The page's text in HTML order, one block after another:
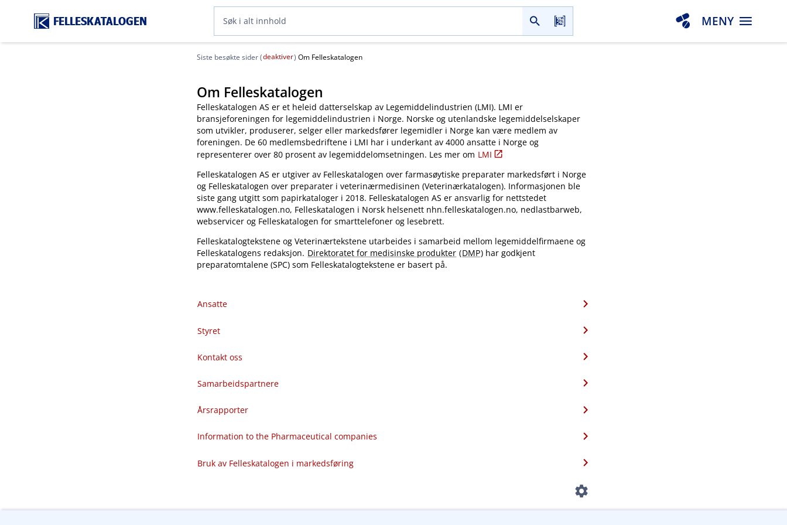
FELLESKATALOGEN MENY
Siste besøkte sider (deaktiver) Om Felleskatalogen
Om Felleskatalogen
Felleskatalogen AS er et heleid datterselskap av Legemiddelindustrien (LMI). LMI er
bransjeforeningen for legemiddelindustrien i Norge. Norske og utenlandske legemiddelselskaper
som utvikler, produserer, selger eller markedsfører legemidler i Norge kan være medlem av
foreningen. De 60 medlemsbedriftene i LMI har i underkant av 4000 ansatte i Norge og
representerer over 80 prosent av legemiddelomsetningen. Les mer om LMI
Felleskatalogen AS er utgiver av Felleskatalogen over farmasøytiske preparater markedsført i Norge
og Felleskatalogen over preparater i veterinærmedisinen (Veterinærkatalogen). Informasjonen ble
siste gang utgitt som papirkataloger i 2018. Felleskatalogen AS er ansvarlig for nettstedet
www.felleskatalogen.no, Felleskatalogen i Norsk helsenett nhn.felleskatalogen.no, nedlastbarweb,
webservicer og Felleskatalogen for smarttelefoner og lesebrett.
Felleskatalogtekstene og Veterinærtekstene utarbeides i samarbeid mellom legemiddelfirmaene og
Felleskatalogens redaksjon. Direktoratet for medisinske produkter (DMP) har godkjent
preparatomtalene (SPC) som Felleskatalogtekstene er basert på.
Ansatte
Styret
Kontakt oss
Samarbeidspartnere
Årsrapporter
Information to the Pharmaceutical companies
Bruk av Felleskatalogen i markedsføring